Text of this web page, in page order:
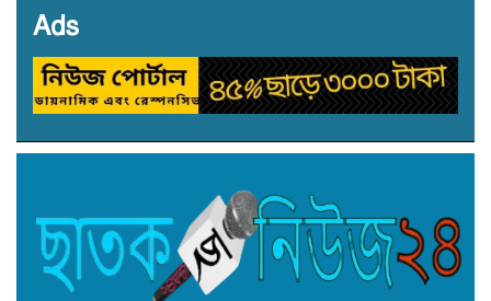
ত্রান
সুনামগঞ্জে ৩ নারী ছি’ন’তা’ই’কা’রী
গ্রে’প্তা’র
ছাতকে মাত্র দু শত টাকা পাওনা নি‌য়ে
যুবক অপহরণ ও মা-ছেলেকে
নির্যাতনের অভিযোগ, ৬ দিনেও মামলা
Ads